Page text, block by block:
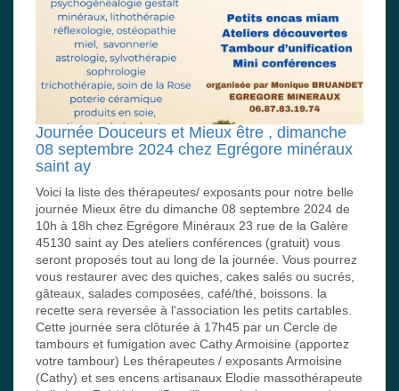
Journée Douceurs et Mieux être , dimanche
08 septembre 2024 chez Egrégore minéraux
saint ay
Voici la liste des thérapeutes/ exposants pour notre belle
journée Mieux être du dimanche 08 septembre 2024 de
10h à 18h chez Egrégore Minéraux 23 rue de la Galère
45130 saint ay Des ateliers conférences (gratuit) vous
seront proposés tout au long de la journée. Vous pourrez
vous restaurer avec des quiches, cakes salés ou sucrés,
gâteaux, salades composées, café/thé, boissons. la
recette sera reversée à l'association les petits cartables.
Cette journée sera clôturée à 17h45 par un Cercle de
tambours et fumigation avec Cathy Armoisine (apportez
votre tambour) Les thérapeutes / exposants Armoisine
(Cathy) et ses encens artisanaux Elodie massothérapeute